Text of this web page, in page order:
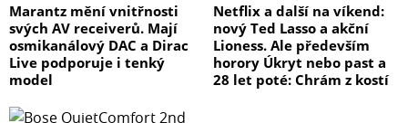
Marantz mění vnitřnosti
svých AV receiverů. Mají
osmikanálový DAC a Dirac
Live podporuje i tenký
model
Netflix a další na víkend:
nový Ted Lasso a akční
Lioness. Ale především
horory Úkryt nebo past a
28 let poté: Chrám z kostí